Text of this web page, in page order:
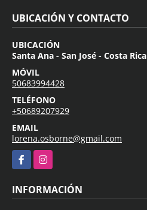
UBICACIÓN Y CONTACTO
UBICACIÓN
Santa Ana - San José - Costa Rica
MÓVIL
50683994428
TELÉFONO
+50689207929
EMAIL
lorena.osborne@gmail.com
FacebookInstagram
INFORMACIÓN